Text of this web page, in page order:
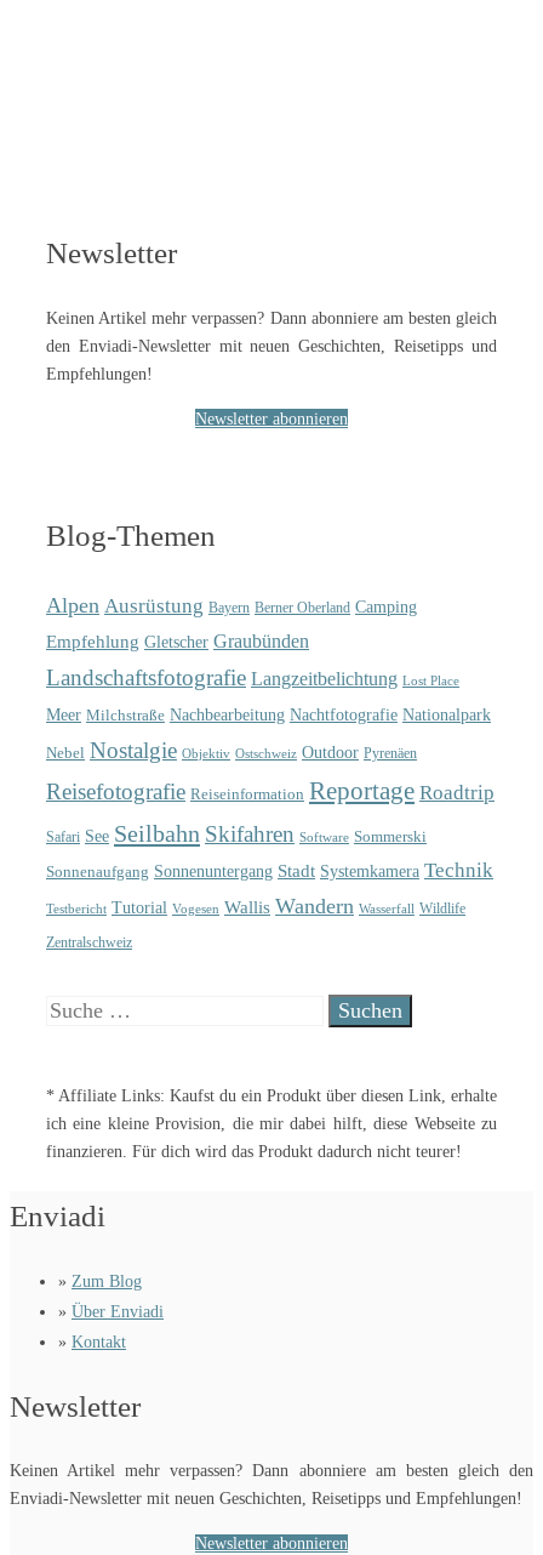
Newsletter
Keinen Artikel mehr verpassen? Dann abonniere am besten gleich
den Enviadi-Newsletter mit neuen Geschichten, Reisetipps und
Empfehlungen!
Newsletter abonnieren
Blog-Themen
Alpen Ausrüstung Bayern Berner Oberland Camping
Empfehlung Gletscher Graubünden
Landschaftsfotografie Langzeitbelichtung Lost Place
Meer Milchstraße Nachbearbeitung Nachtfotografie Nationalpark
Nebel Nostalgie Objektiv Ostschweiz Outdoor Pyrenäen
Reisefotografie Reiseinformation Reportage Roadtrip
Safari See Seilbahn Skifahren Software Sommerski
Sonnenaufgang Sonnenuntergang Stadt Systemkamera Technik
Testbericht Tutorial Vogesen Wallis Wandern Wasserfall Wildlife
Zentralschweiz
Suche
* Affiliate Links: Kaufst du ein Produkt über diesen Link, erhalte
ich eine kleine Provision, die mir dabei hilft, diese Webseite zu
finanzieren. Für dich wird das Produkt dadurch nicht teurer!
Enviadi
» Zum Blog
» Über Enviadi
» Kontakt
Newsletter
Keinen Artikel mehr verpassen? Dann abonniere am besten gleich den
Enviadi-Newsletter mit neuen Geschichten, Reisetipps und Empfehlungen!
Newsletter abonnieren